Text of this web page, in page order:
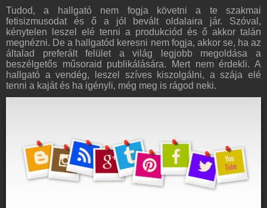
Tudod, a hallgató nem fogja követni a te szakmai
fetisizmusodat és ő a jól bevált oldalaira jár. Szóval,
kénytelen leszel elé tenni a produkciód és ő akkor talán
megnézni. De a hallgatód keresni nem fogja, akkor se, ha az
általad preferált felület a világ legjobb megoldása a
beszélgetős műsoraid publikálására. Mert nem érdekli. A
hallgató a vendég, leszel szíves kiszolgálni, a szája elé
tenni a kaját és ha igényli, még meg is rágod neki.